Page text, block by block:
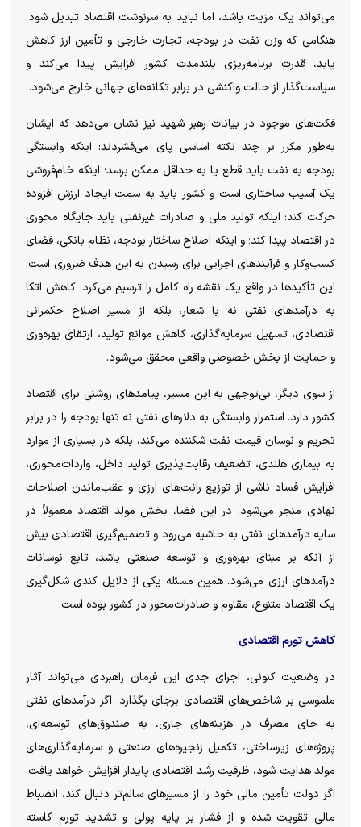
می‌تواند یک مزیت باشد، اما نباید به سرنوشت اقتصاد تبدیل شود.
هنگامی که وزن نفت در بودجه، تجارت خارجی و تأمین ارز کاهش
یابد، قدرت برنامه‌ریزی بلندمدت کشور افزایش پیدا می‌کند و
سیاست‌گذار از حالت واکنشی در برابر تکانه‌های جهانی خارج می‌شود.
فکت‌های موجود در بیانات رهبر شهید نیز نشان می‌دهد که ایشان
به‌طور مکرر بر چند نکته اساسی پای می‌فشردند: اینکه وابستگی
بودجه به نفت باید قطع یا به حداقل ممکن برسد؛ اینکه خام‌فروشی
یک آسیب ساختاری است و کشور باید به سمت ایجاد ارزش افزوده
حرکت کند؛ اینکه تولید ملی و صادرات غیرنفتی باید جایگاه محوری
در اقتصاد پیدا کند؛ و اینکه اصلاح ساختار بودجه، نظام بانکی، فضای
کسب‌وکار و فرآیند‌های اجرایی برای رسیدن به این هدف ضروری است.
این تأکید‌ها در واقع یک نقشه راه کامل را ترسیم می‌کرد: کاهش اتکا
به درآمد‌های نفتی نه با شعار، بلکه از مسیر اصلاح حکمرانی
اقتصادی، تسهیل سرمایه‌گذاری، کاهش موانع تولید، ارتقای بهره‌وری
و حمایت از بخش خصوصی واقعی محقق می‌شود.
از سوی دیگر، بی‌توجهی به این مسیر، پیامد‌های روشنی برای اقتصاد
کشور دارد. استمرار وابستگی به دلار‌های نفتی نه تنها بودجه را در برابر
تحریم و نوسان قیمت نفت شکننده می‌کند، بلکه در بسیاری از موارد
به بیماری هلندی، تضعیف رقابت‌پذیری تولید داخل، واردات‌محوری،
افزایش فساد ناشی از توزیع رانت‌های ارزی و عقب‌ماندن اصلاحات
نهادی منجر می‌شود. در این فضا، بخش مولد اقتصاد معمولاً در
سایه درآمد‌های نفتی به حاشیه می‌رود و تصمیم‌گیری اقتصادی بیش
از آنکه بر مبنای بهره‌وری و توسعه صنعتی باشد، تابع نوسانات
درآمد‌های ارزی می‌شود. همین مسئله یکی از دلایل کندی شکل‌گیری
یک اقتصاد متنوع، مقاوم و صادرات‌محور در کشور بوده است.
کاهش تورم اقتصادی
در وضعیت کنونی، اجرای جدی این فرمان راهبردی می‌تواند آثار
ملموسی بر شاخص‌های اقتصادی برجای بگذارد. اگر درآمد‌های نفتی
به جای مصرف در هزینه‌های جاری، به صندوق‌های توسعه‌ای،
پروژه‌های زیرساختی، تکمیل زنجیره‌های صنعتی و سرمایه‌گذاری‌های
مولد هدایت شود، ظرفیت رشد اقتصادی پایدار افزایش خواهد یافت.
اگر دولت تأمین مالی خود را از مسیر‌های سالم‌تر دنبال کند، انضباط
مالی تقویت شده و از فشار بر پایه پولی و تشدید تورم کاسته